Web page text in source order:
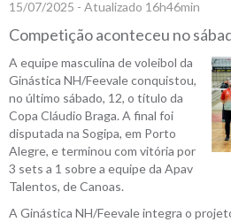
15/07/2025 - Atualizado 16h46min
Competição aconteceu no
A equipe masculina de voleibol da
Ginástica NH/Feevale conquistou,
no último sábado, 12, o título da
Copa Cláudio Braga. A final foi
disputada na Sogipa, em Porto
Alegre, e terminou com vitória por
3 sets a 1 sobre a equipe da Apav
Talentos, de Canoas.
A Ginástica NH/Feevale integra o